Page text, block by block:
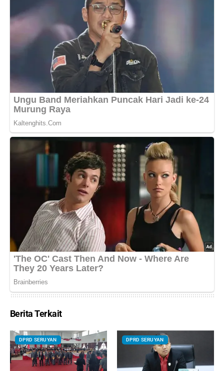
Berita Terkait
DPRD SERUYAN DPRD SERUYAN